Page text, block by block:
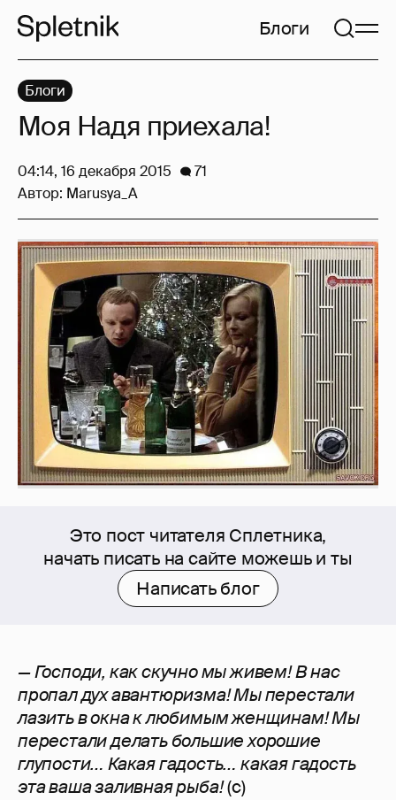
Блоги
Это пост читателя Сплетника,
начать писать на сайте можешь и ты
Написать блог
— Господи, как скучно мы живем! В нас
пропал дух авантюризма! Мы перестали
лазить в окна к любимым женщинам! Мы
перестали делать большие хорошие
глупости… Какая гадость… какая гадость
эта ваша заливная рыба!(с)
Блоги
Моя Надя приехала!
04:14, 16 декабря 2015
71
Автор: Marusya_A